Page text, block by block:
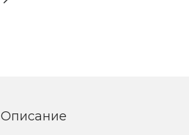
Описание